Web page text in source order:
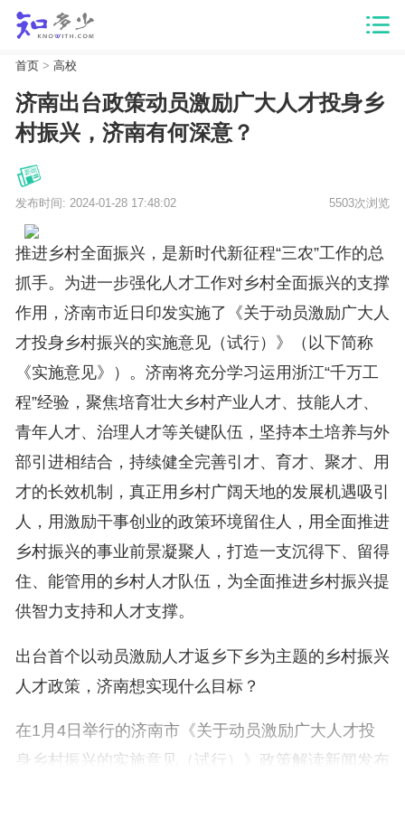
首页> 高校
济南出台政策动员激励广大人才投身乡
村振兴，济南有何深意？
发布时间: 2024-01-28 17:48:02 5503次浏览
推进乡村全面振兴，是新时代新征程“三农”工作的总
抓手。为进一步强化人才工作对乡村全面振兴的支撑
作用，济南市近日印发实施了《关于动员激励广大人
才投身乡村振兴的实施意见（试行）》（以下简称
《实施意见》）。济南将充分学习运用浙江“千万工
程”经验，聚焦培育壮大乡村产业人才、技能人才、
青年人才、治理人才等关键队伍，坚持本土培养与外
部引进相结合，持续健全完善引才、育才、聚才、用
才的长效机制，真正用乡村广阔天地的发展机遇吸引
人，用激励干事创业的政策环境留住人，用全面推进
乡村振兴的事业前景凝聚人，打造一支沉得下、留得
住、能管用的乡村人才队伍，为全面推进乡村振兴提
供智力支持和人才支撑。
出台首个以动员激励人才返乡下乡为主题的乡村振兴
人才政策，济南想实现什么目标？
在1月4日举行的济南市《关于动员激励广大人才投
身乡村振兴的实施意见（试行）》政策解读新闻发布